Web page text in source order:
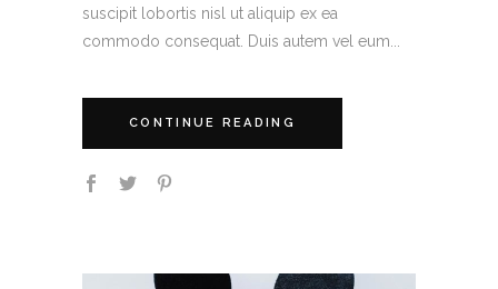
suscipit lobortis nisl ut aliquip ex ea
commodo consequat. Duis autem vel eum...
CONTINUE READING